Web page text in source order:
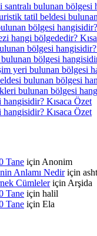
bulunan bölgesi
tatil beldesi
bölgesi
hangi bölgededir?
bölgesi
bölgesi
yeri bulunan bölgesi
bulunan bölgesi
bulunan bölgesi
Kısaca Özet
Kısaca Özet
Tane için Anonim
Anlamı Nediriçin
Cümleleriçin Arşida
Tane için halil
Tane için Ela